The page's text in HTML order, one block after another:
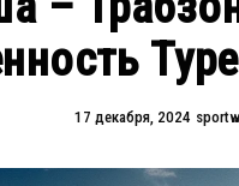
17 декабря, 2024